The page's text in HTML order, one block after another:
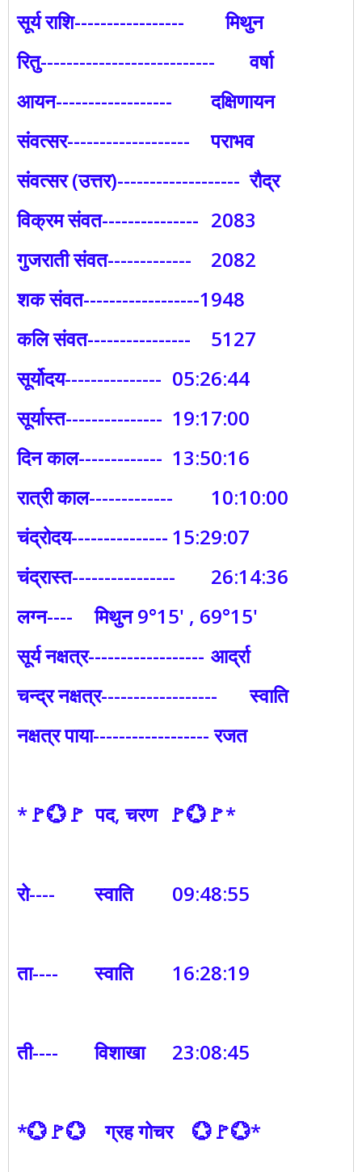
सूर्य राशि-----------------
मिथुन
रितु---------------------------
वर्षा
आयन------------------
दक्षिणायन
संवत्सर-------------------
पराभव
संवत्सर (उत्तर)------------------- रौद्र
विक्रम संवत--------------- 2083
गुजराती संवत-------------
2082
शक संवत------------------1948
कलि संवत----------------
5127
सूर्योदय--------------- 05:26:44
सूर्यास्त--------------- 19:17:00
दिन काल------------- 13:50:16
रात्री काल-------------
10:10:00
चंद्रोदय--------------- 15:29:07
चंद्रास्त----------------
26:14:36
लग्न----
मिथुन 9°15' , 69°15'
सूर्य नक्षत्र------------------ आर्द्रा
चन्द्र नक्षत्र------------------
स्वाति
नक्षत्र पाया------------------ रजत
*🚩💮🚩 पद, चरण 🚩💮🚩*
रो---- स्वाति 09:48:55
ता---- स्वाति 16:28:19
ती---- विशाखा 23:08:45
*💮🚩💮 ग्रह गोचर 💮🚩💮*